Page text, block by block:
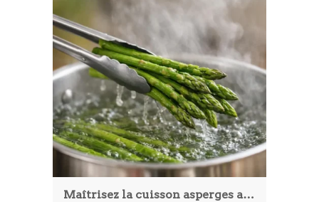
Actualité
À la une
Article
Aliments
Europe
Contact
Maîtrisez la cuisson asperges avec 5 techniques détaillées